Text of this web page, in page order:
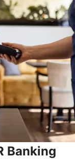
Banking